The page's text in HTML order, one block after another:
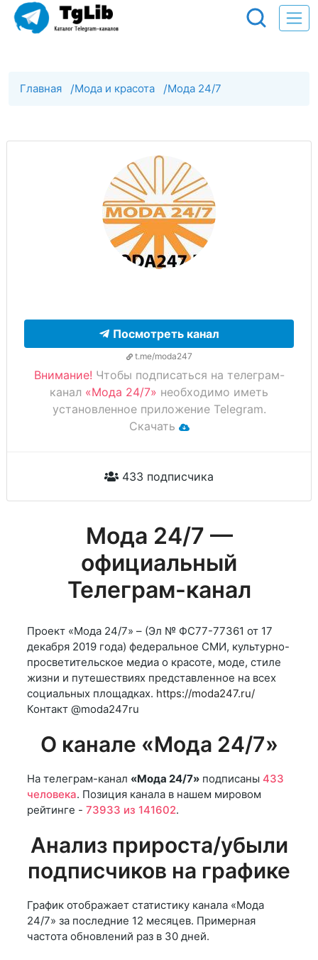
Главная /Мода и красота /Мода 24/7
Посмотреть канал
t.me/moda247
Внимание! Чтобы подписаться на телеграм-
канал «Мода 24/7» необходимо иметь
установленное приложение Telegram.
Скачать
433 подписчика
Мода 24/7 —
официальный
Телеграм-канал
Проект «Мода 24/7» – (Эл № ФС77-77361 от 17
декабря 2019 года) федеральное СМИ, культурно-
просветительское медиа о красоте, моде, стиле
жизни и путешествиях представленное на всех
социальных площадках. https://moda247.ru/
Контакт @moda247ru
О канале «Мода 24/7»
На телеграм-канал «Мода 24/7» подписаны 433
человека. Позиция канала в нашем мировом
рейтинге - 73933 из 141602.
Анализ прироста/убыли
подписчиков на графике
График отображает статистику канала «Мода
24/7» за последние 12 месяцев. Примерная
частота обновлений раз в 30 дней.